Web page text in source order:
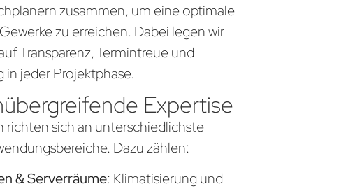
zusammen, um eine optimale
zu erreichen. Dabei legen wir
Transparenz, Termintreue und
in jeder Projektphase.
Expertise
richten sich an unterschiedlichste
Dazu zählen:
& Serverräume: Klimatisierung und